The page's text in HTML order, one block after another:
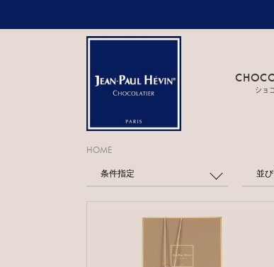
ショ
HOME
条件指定 並び